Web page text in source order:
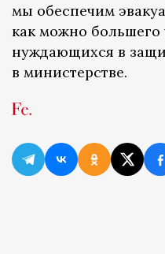
мы обеспечим
как можно большего
нуждающихся в
в министерстве.